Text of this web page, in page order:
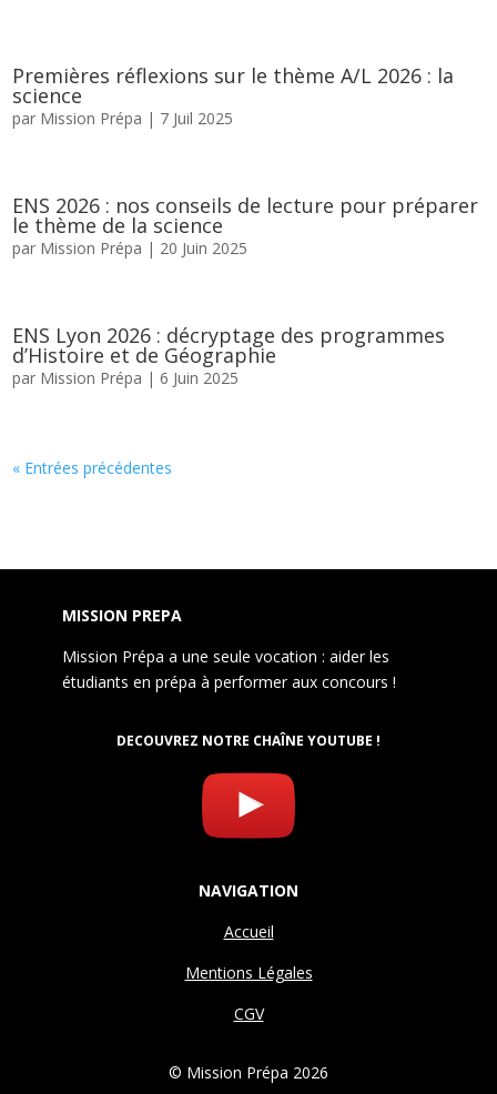
Premières réflexions sur le thème A/L 2026 : la
science
par Mission Prépa | 7 Juil 2025
ENS 2026 : nos conseils de lecture pour préparer
le thème de la science
par Mission Prépa | 20 Juin 2025
ENS Lyon 2026 : décryptage des programmes
d’Histoire et de Géographie
par Mission Prépa |6 Juin 2025
« Entrées précédentes
MISSION PREPA
Mission Prépa a une seule vocation : aider les
étudiants en prépa à performer aux concours !
DECOUVREZ NOTRE CHAÎNE YOUTUBE !
NAVIGATION
Accueil
Mentions Légales
CGV
© Mission Prépa 2026